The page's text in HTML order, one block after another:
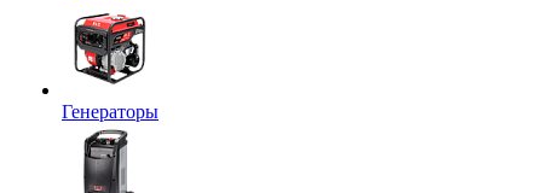
Генераторы